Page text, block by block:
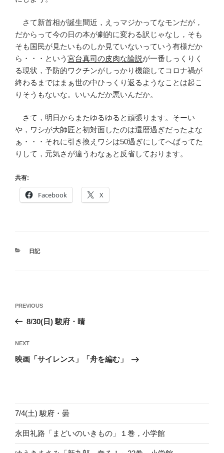
さて新首相が誕生間近，えっマジかってなモンだが，
だからって今の日の本が劇的に変わる訳じゃなし，そも
そも国民が見たいものしか見ていないっていう有様だか
ら・・・という 宮台真司の皮肉な論説が一番しっくりく
る現状，予防的ワクチンがしっかり機能してコロナ禍が
終わるまではまぁ世の中ひっくり返るようなことは起こ
りそうもないな。いいんだか悪いんだか。
さて，明日からまたゆるゆると頑張ります。そーい
や，ワシが大師匠と初対面したのは還暦過ぎだったよな
ぁ・・・それに引き換えワシは50過ぎにしてへばってた
りして，元気さが違うわなぁと反省しております。
共有:
Facebook X
CATEGORIES
日記
ナ
ビ
ゲ
ン
Previous
Post
PREVIOUS
8/30(日) 駿府・晴
Next
Post
NEXT
映画「サイレンス」「舟を編む」
7/4(土) 駿府・曇
永田礼路「まどいのいきもの」１巻，小学館